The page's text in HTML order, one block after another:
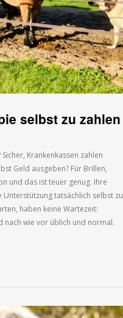
selbst zu zahlen
Krankenkassen zahlen
Geld ausgeben? Für Brillen,
und das ist teuer genug. Ihre
tatsächlich selbst zu
haben keine Wartezeit:
nach wie vor üblich und normal.